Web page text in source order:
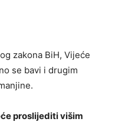
zakona BiH, Vijeće
se bavi i drugim
proslijediti višim